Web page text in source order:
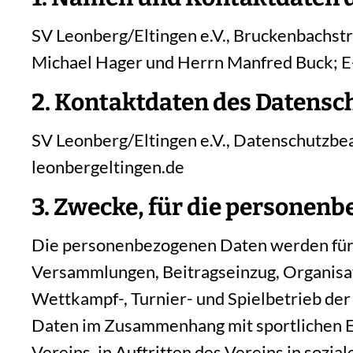
SV Leonberg/Eltingen e.V.,
Michael Hager und Herrn Manfred Buck;
2. Kontaktdaten des
SV Leonberg/Eltingen e.V.,
leonbergeltingen.de
3. Zwecke, für die
Die personenbezogenen Daten werden
Versammlungen, Beitragseinzug,
Wettkampf-, Turnier- und Spielbetrieb
Daten im Zusammenhang mit